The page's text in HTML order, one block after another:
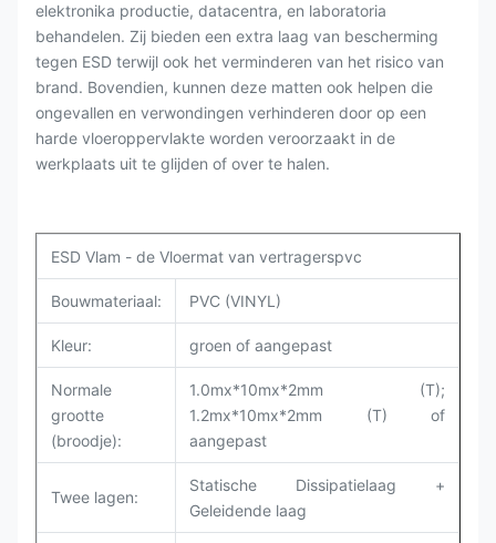
elektronika productie, datacentra, en laboratoria
behandelen. Zij bieden een extra laag van bescherming
tegen ESD terwijl ook het verminderen van het risico van
brand. Bovendien, kunnen deze matten ook helpen die
ongevallen en verwondingen verhinderen door op een
harde vloeroppervlakte worden veroorzaakt in de
werkplaats uit te glijden of over te halen.
ESD Vlam - de Vloermat van vertragerspvc
Bouwmateriaal: PVC (VINYL)
Kleur: groen of aangepast
Normale
grootte
(broodje):
1.0mx*10mx*2mm (T);
1.2mx*10mx*2mm (T) of
aangepast
Twee lagen:
Statische Dissipatielaag +
Geleidende laag